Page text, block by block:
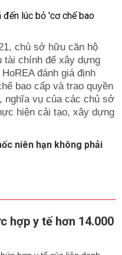
chủ sở hữu căn hộ
tài chính để xây dựng
đánh giá định
bao cấp và trao quyền
nghĩa vụ của các chủ sở
hiện cải tạo, xây dựng
niên hạn không phải
hợp y tế hơn 14.000